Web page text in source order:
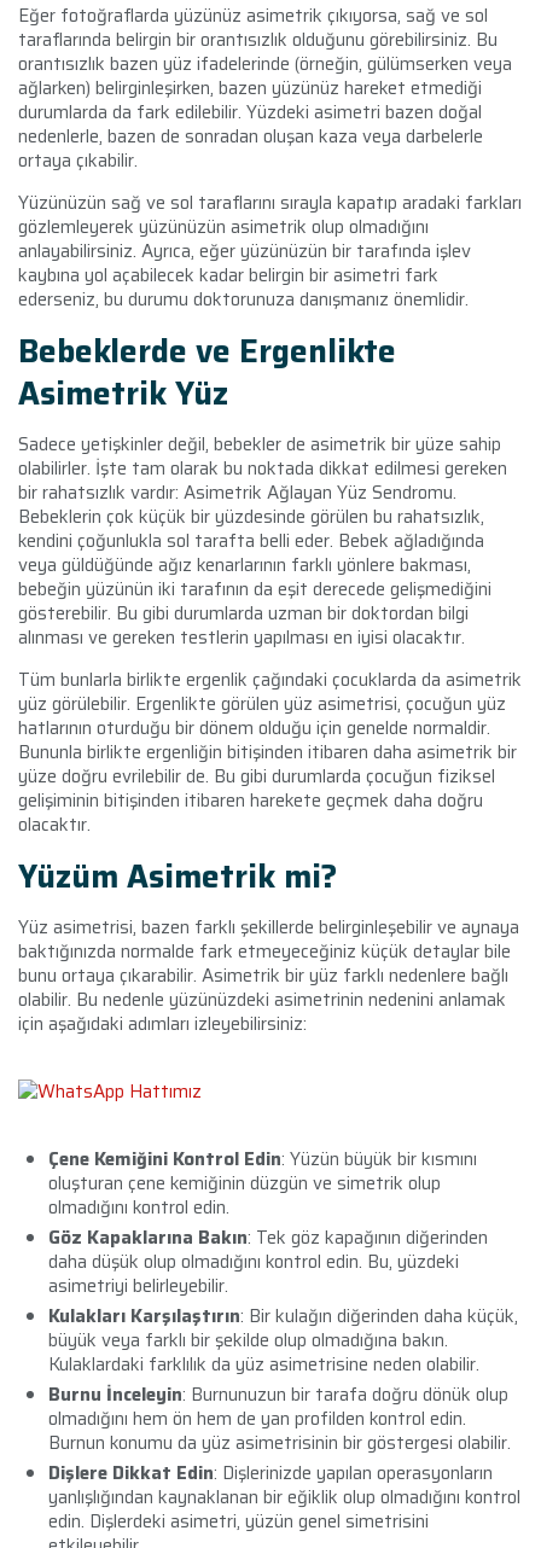
Eğer fotoğraflarda yüzünüz asimetrik çıkıyorsa, sağ ve sol
taraflarında belirgin bir orantısızlık olduğunu görebilirsiniz. Bu
orantısızlık bazen yüz ifadelerinde (örneğin, gülümserken veya
ağlarken) belirginleşirken, bazen yüzünüz hareket etmediği
durumlarda da fark edilebilir. Yüzdeki asimetri bazen doğal
nedenlerle, bazen de sonradan oluşan kaza veya darbelerle
ortaya çıkabilir.
Yüzünüzün sağ ve sol taraflarını sırayla kapatıp aradaki farkları
gözlemleyerek yüzünüzün asimetrik olup olmadığını
anlayabilirsiniz. Ayrıca, eğer yüzünüzün bir tarafında işlev
kaybına yol açabilecek kadar belirgin bir asimetri fark
ederseniz, bu durumu doktorunuza danışmanız önemlidir.
Bebeklerde ve Ergenlikte
Asimetrik Yüz
Sadece yetişkinler değil, bebekler de asimetrik bir yüze sahip
olabilirler. İşte tam olarak bu noktada dikkat edilmesi gereken
bir rahatsızlık vardır: Asimetrik Ağlayan Yüz Sendromu.
Bebeklerin çok küçük bir yüzdesinde görülen bu rahatsızlık,
kendini çoğunlukla sol tarafta belli eder. Bebek ağladığında
veya güldüğünde ağız kenarlarının farklı yönlere bakması,
bebeğin yüzünün iki tarafının da eşit derecede gelişmediğini
gösterebilir. Bu gibi durumlarda uzman bir doktordan bilgi
alınması ve gereken testlerin yapılması en iyisi olacaktır.
Tüm bunlarla birlikte ergenlik çağındaki çocuklarda da asimetrik
yüz görülebilir. Ergenlikte görülen yüz asimetrisi, çocuğun yüz
hatlarının oturduğu bir dönem olduğu için genelde normaldir.
Bununla birlikte ergenliğin bitişinden itibaren daha asimetrik bir
yüze doğru evrilebilir de. Bu gibi durumlarda çocuğun fiziksel
gelişiminin bitişinden itibaren harekete geçmek daha doğru
olacaktır.
Yüzüm Asimetrik mi?
Yüz asimetrisi, bazen farklı şekillerde belirginleşebilir ve aynaya
baktığınızda normalde fark etmeyeceğiniz küçük detaylar bile
bunu ortaya çıkarabilir. Asimetrik bir yüz farklı nedenlere bağlı
olabilir. Bu nedenle yüzünüzdeki asimetrinin nedenini anlamak
için aşağıdaki adımları izleyebilirsiniz:
Çene Kemiğini Kontrol Edin: Yüzün büyük bir kısmını
oluşturan çene kemiğinin düzgün ve simetrik olup
olmadığını kontrol edin.
Göz Kapaklarına Bakın: Tek göz kapağının diğerinden
daha düşük olup olmadığını kontrol edin. Bu, yüzdeki
asimetriyi belirleyebilir.
Kulakları Karşılaştırın: Bir kulağın diğerinden daha küçük,
büyük veya farklı bir şekilde olup olmadığına bakın.
Kulaklardaki farklılık da yüz asimetrisine neden olabilir.
Burnu İnceleyin: Burnunuzun bir tarafa doğru dönük olup
olmadığını hem ön hem de yan profilden kontrol edin.
Burnun konumu da yüz asimetrisinin bir göstergesi olabilir.
Dişlere Dikkat Edin: Dişlerinizde yapılan operasyonların
yanlışlığından kaynaklanan bir eğiklik olup olmadığını kontrol
edin. Dişlerdeki asimetri, yüzün genel simetrisini